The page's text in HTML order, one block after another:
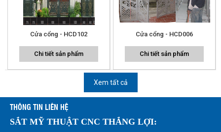
Cửa cổng - HCD102
Chi tiết sản phẩm
Cửa cổng - HCD006
Chi tiết sản phẩm
Xem tất cả
THÔNG TIN LIÊN HỆ
SẮT MỸ THUẬT CNC THẮNG LỢI: